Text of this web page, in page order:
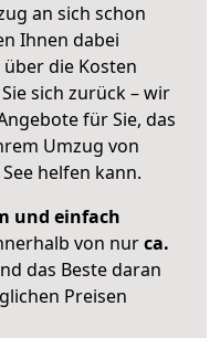
an sich schon
Ihnen dabei
die Kosten
sich zurück – wir
für Sie, das
Umzug von
helfen kann.
und einfach
von nurca.
das Beste daran
Preisen